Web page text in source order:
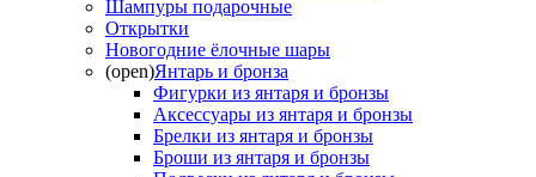
Шампуры подарочные
Открытки
Новогодние ёлочные шары
(open)Янтарь и бронза
Фигурки из янтаря и бронзы
Аксессуары из янтаря и бронзы
Брелки из янтаря и бронзы
Броши из янтаря и бронзы